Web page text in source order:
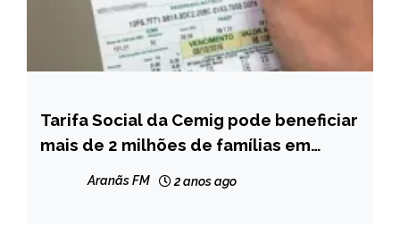
CAPELINHA
MINAS
Tarifa Social da Cemig pode beneficiar
mais de 2 milhões de famílias em
Aranãs FM 2 anos ago